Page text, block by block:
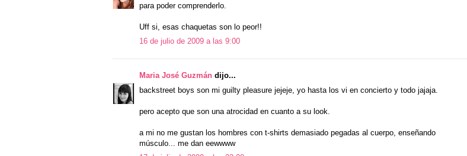
para poder comprenderlo.
Uff si, esas chaquetas son lo peor!!
16 de julio de 2009 a las 9:00
Maria José Guzmán dijo...
backstreet boys son mi guilty pleasure jejeje, yo hasta los vi en concierto y todo jajaja.
pero acepto que son una atrocidad en cuanto a su look.
a mi no me gustan los hombres con t-shirts demasiado pegadas al cuerpo, enseñando
músculo... me dan eewwww